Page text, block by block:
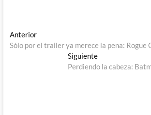
Navegación
de
AnteriorEntrada
anterior:
Sólo por el trailer ya merece la pena: Rogue
SiguienteEntrada
siguiente:
Perdiendo la cabeza: